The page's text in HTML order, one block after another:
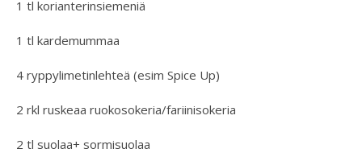
1 tl korianterinsiemeniä
1 tl kardemummaa
4 ryppylimetinlehteä (esim Spice Up)
2 rkl ruskeaa ruokosokeria/fariinisokeria
2 tl suolaa+ sormisuolaa